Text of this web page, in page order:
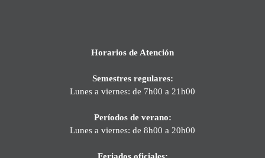
Horarios de Atención
Semestres regulares:
Lunes a viernes: de 7h00 a 21h00
Períodos de verano:
Lunes a viernes: de 8h00 a 20h00
Feriados oficiales: